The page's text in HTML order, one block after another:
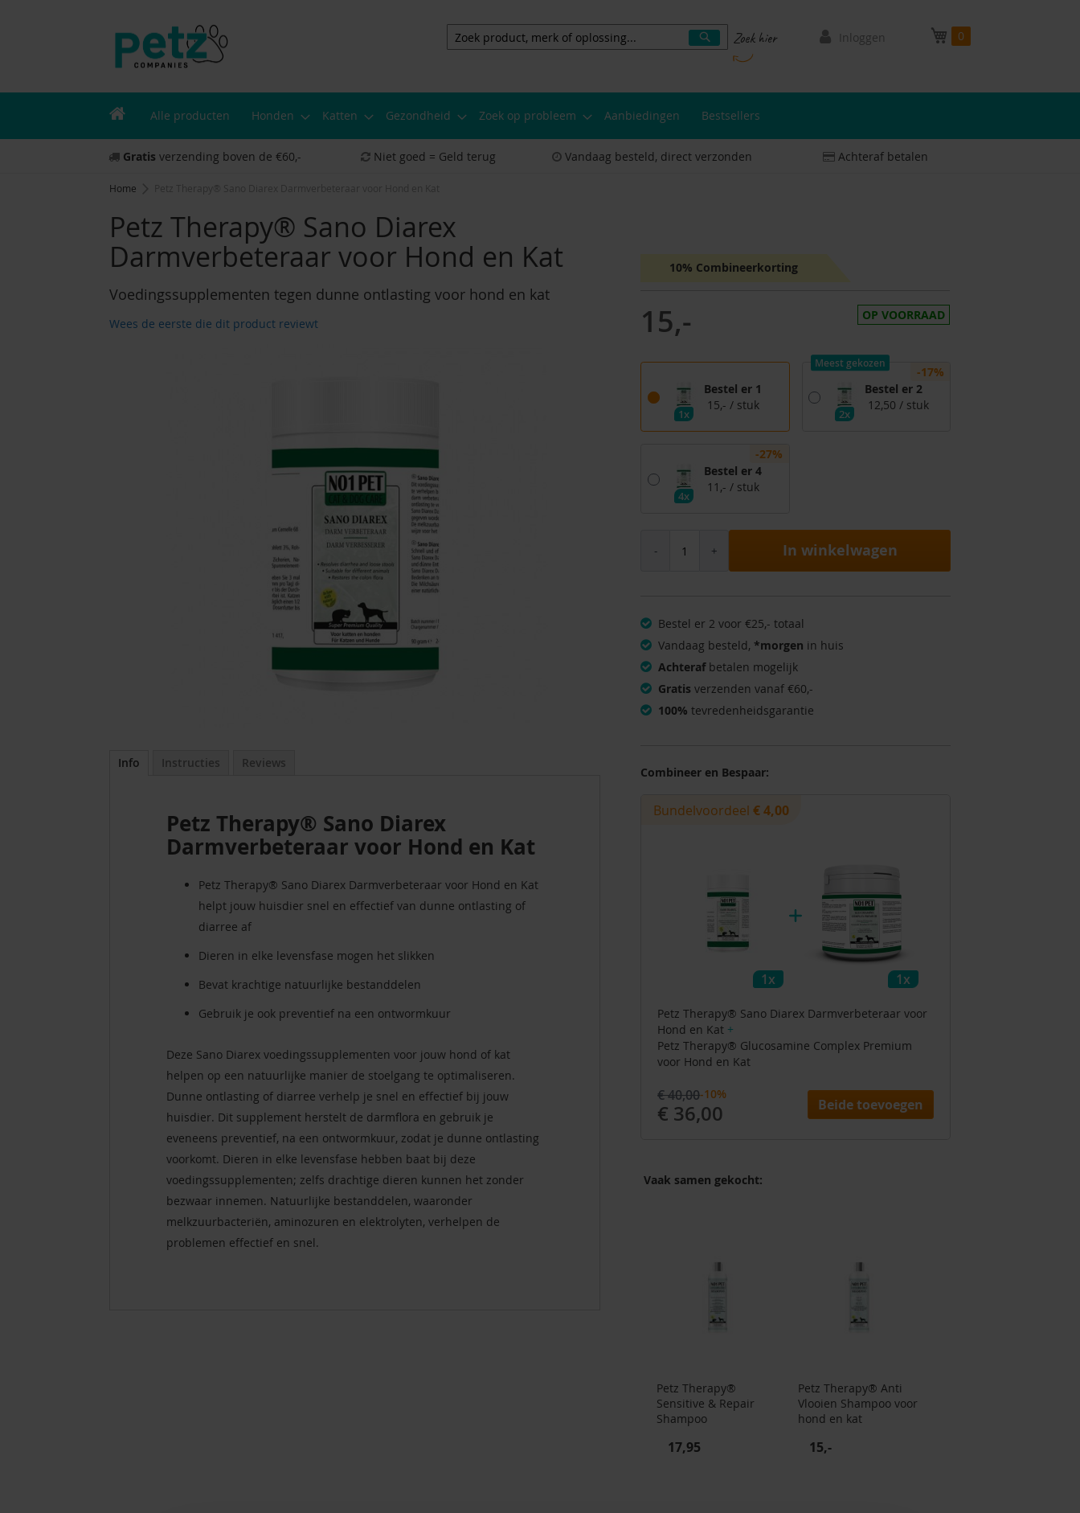
Mijn winkelwagen
0
Inloggen
Zoeken
ZoekenZoek hier
Alle producten Honden Katten Gezondheid Zoek op probleem Aanbiedingen Bestsellers
Gratis verzending boven de €60,- Niet goed = Geld terug Vandaag besteld, direct verzonden Achteraf betalen
Home
Petz Therapy® Sano Diarex
Darmverbeteraar voor Hond en Kat
Voedingssupplementen tegen dunne ontlasting voor hond en kat
Wees de eerste die dit product reviewt
10% Combineerkorting
15,- OP VOORRAAD
1x
Bestel er 1
15,- / stuk
-17%
Meest gekozen
2x
Bestel er 2
12,50 / stuk
-27%
4x
Bestel er 4
11,- / stuk
In winkelwagen
Bestel er 2 voor €25,- totaal
Vandaag besteld, *morgen in huis
Achterafbetalen mogelijk
Gratis verzenden vanaf €60,-
100% tevredenheidsgarantie
Combineer en Bespaar:
Bundelvoordeel€ 4,00
1x 1x
Petz Therapy® Sano Diarex Darmverbeteraar voor
Hond en Kat +
Petz Therapy® Glucosamine Complex Premium
voor Hond en Kat
€ 40,00-10%
€ 36,00 Beide toevoegen
Info
Petz Therapy® Sano Diarex
Darmverbeteraar voor Hond en Kat
Petz Therapy® Sano Diarex Darmverbeteraar voor Hond en Kat
helpt jouw huisdier snel en effectief van dunne ontlasting of
diarree af
Dieren in elke levensfase mogen het slikken
Bevat krachtige natuurlijke bestanddelen
Gebruik je ook preventief na een ontwormkuur
Deze Sano Diarex voedingssupplementen voor jouw hond of kat
helpen op een natuurlijke manier de stoelgang te optimaliseren.
Dunne ontlasting of diarree verhelp je snel en effectief bij jouw
huisdier. Dit supplement herstelt de darmflora en gebruik je
eveneens preventief, na een ontwormkuur, zodat je dunne ontlasting
voorkomt. Dieren in elke levensfase hebben baat bij deze
voedingssupplementen; zelfs drachtige dieren kunnen het zonder
bezwaar innemen. Natuurlijke bestanddelen, waaronder
melkzuurbacteriën, aminozuren en elektrolyten, verhelpen de
problemen effectief en snel.
Instructies Reviews
Vaak samen gekocht:
Petz Therapy®
Sensitive & Repair
Shampoo
17,95
Petz Therapy® Anti
Vlooien Shampoo voor
hond en kat
15,-